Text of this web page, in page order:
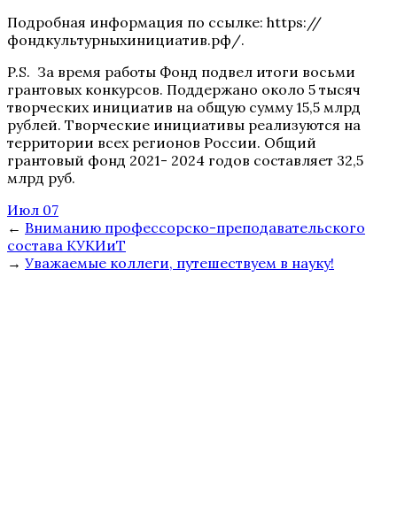
Подробная информация по ссылке: https://
фондкультурныхинициатив.рф/.
P.S. За время работы Фонд подвел итоги восьми
грантовых конкурсов. Поддержано около 5 тысяч
творческих инициатив на общую сумму 15,5 млрд
рублей. Творческие инициативы реализуются на
территории всех регионов России. Общий
грантовый фонд 2021- 2024 годов составляет 32,5
млрд руб.
Июл 07
← Вниманию профессорско-преподавательского
состава КУКИиТ
→ Уважаемые коллеги, путешествуем в науку!